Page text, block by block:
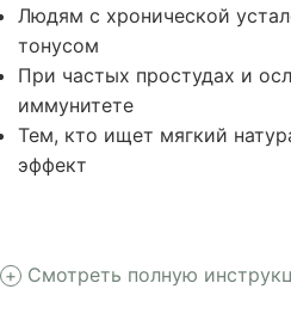
Людям с хронической
тонусом
При частых простудах и
иммунитете
Тем, кто ищет мягкий
эффект
Смотреть полную